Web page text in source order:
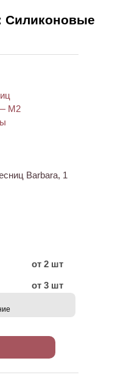
Силиконовые
Barbara, 1
от 2 шт
от 3 шт